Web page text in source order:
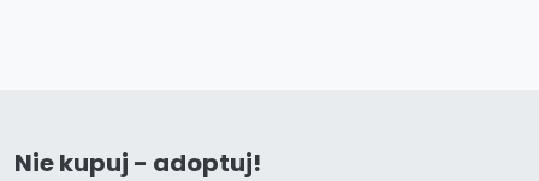
Nie kupuj - adoptuj!